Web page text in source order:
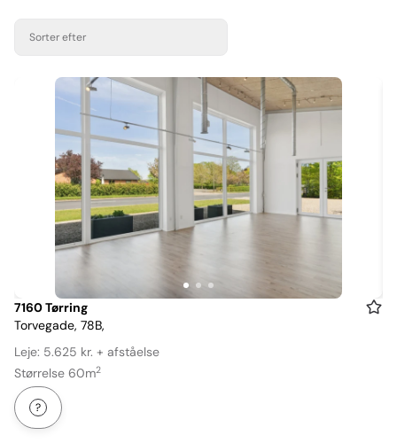
Sorter efter
Item
1
of
3
7160 Tørring
Torvegade, 78B,
Leje: 5.625 kr. + afståelse
Størrelse 60m2